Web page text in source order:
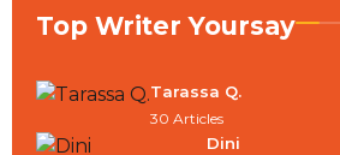
Top Writer Yoursay
Tarassa Q.
30 Articles
Dini